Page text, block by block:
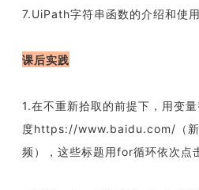
7.UiPath字符串函数的介绍和使用
课后实践
1.在不重新拾取的前提下，用变
度https://www.baidu.com/（新
频），这些标题用for循环依次点